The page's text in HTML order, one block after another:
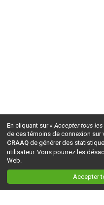
En cliquant sur« Accepter tous
de ces témoins de connexion sur
CRAAQ de générer des
utilisateur. Vous pourrez les
Web.
Accepter